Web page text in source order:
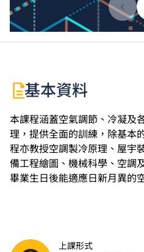
基本資料
本課程涵蓋空氣調節、冷凝及
理，提供全面的訓練，除基本
程亦教授空調製冷原理、屋宇
備工程繪圖、機械科學、空調
畢業生日後能適應日新月異的
上課形式